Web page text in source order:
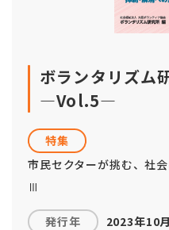
ボランタリズム
―Vol.5―
特集
市民セクターが挑む、社
Ⅲ
発行年 2023年10月